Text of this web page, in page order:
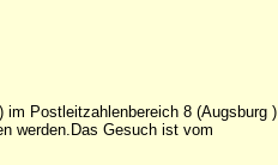
Postleitzahlenbereich 8 (Augsburg )
werden.Das Gesuch ist vom